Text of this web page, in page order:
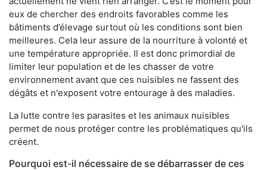
eux de chercher des endroits favorables comme les
bâtiments d’élevage surtout où les conditions sont bien
meilleures. Cela leur assure de la nourriture à volonté et
une température appropriée. Il est donc primordial de
limiter leur population et de les chasser de votre
environnement avant que ces nuisibles ne fassent des
dégâts et n'exposent votre entourage à des maladies.
La lutte contre les parasites et les animaux nuisibles
permet de nous protéger contre les problématiques qu'ils
créent.
Pourquoi est-il nécessaire de se débarrasser de ces